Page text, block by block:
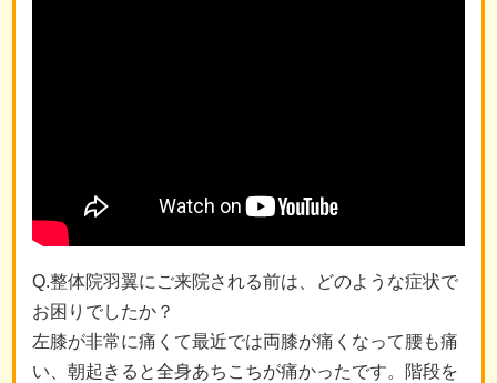
Q.整体院羽翼にご来院される前は、どのような症状で
お困りでしたか？
左膝が非常に痛くて最近では両膝が痛くなって腰も痛
い、朝起きると全身あちこちが痛かったです。階段を